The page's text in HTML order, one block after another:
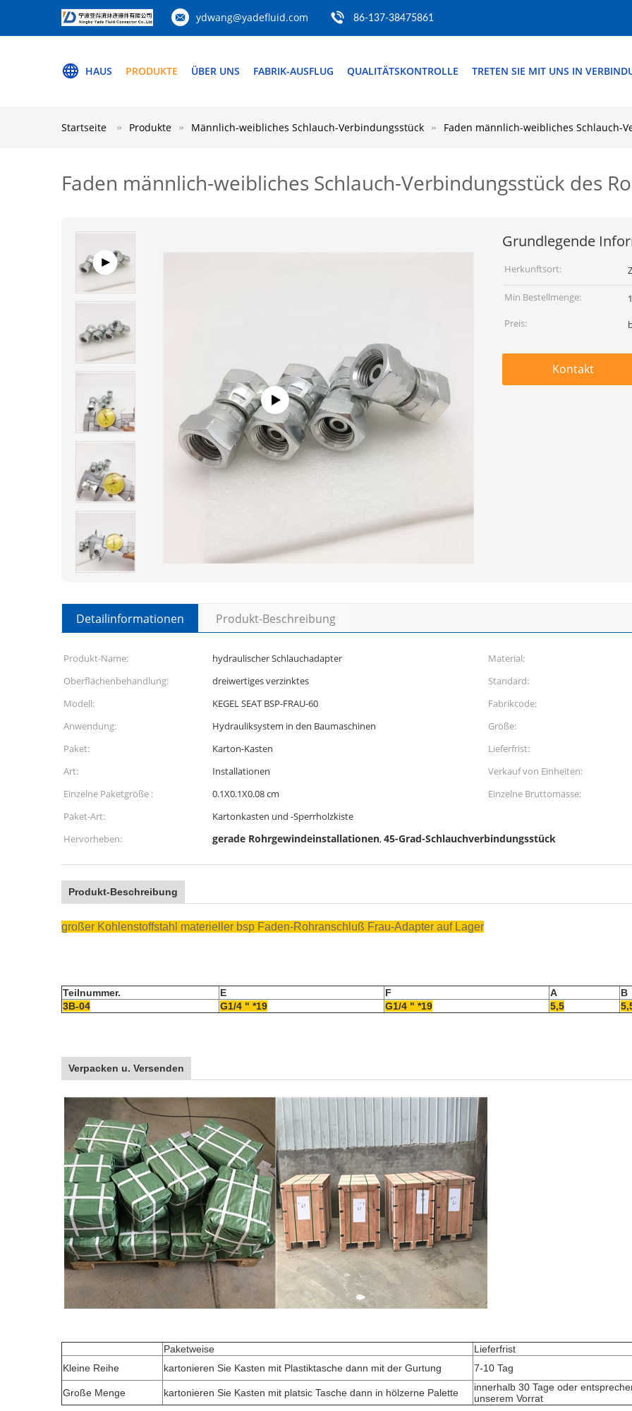
ydwang@yadefluid.com 86-137-38475861
HAUS PRODUKTE ÜBER UNS FABRIK-AUSFLUG QUALITÄTSKONTROLLE TRETEN SIE MIT UNS IN
Startseite Produkte Männlich-weibliches Schlauch-Verbindungsstück Faden männlich-weibliches Schlauch-
Faden männlich-weibliches Schlauch-Verbindungsstück des
Grundlegende
Herkunftsort:
Min Bestellmenge:
Preis:
Kontakt
Detailinformationen Produkt-Beschreibung
Produkt-Name: hydraulischer Schlauchadapter Material:
Oberflächenbehandlung:
dreiwertiges verzinktes Standard:
Modell:
KEGEL SEAT BSP-FRAU-60 Fabrikcode:
Anwendung:
Hydrauliksystem in den Baumaschinen Größe:
Paket:
Karton-Kasten Lieferfrist:
Art:
Installationen Verkauf von Einheiten:
Einzelne Paketgröße :
0.1X0.1X0.08 cm Einzelne Bruttomasse:
Paket-Art:
Kartonkasten und -Sperrholzkiste
Hervorheben:
gerade Rohrgewindeinstallationen,45-Grad-Schlauchverbindungsstück
Produkt-Beschreibung
großer Kohlenstoffstahl materieller bsp Faden-Rohranschluß Frau-Adapter auf Lager
Teilnummer. E F A B
3B-04
G1/4 " *19 G1/4 " *19 5,5
Verpacken u. Versenden
Paketweise Lieferfrist
Kleine Reihe
kartonieren Sie Kasten mit Plastiktasche dann mit der Gurtung 7-10 Tag
Große Menge
kartonieren Sie Kasten mit platsic Tasche dann in hölzerne Palette
innerhalb 30 Tage oder
unserem Vorrat